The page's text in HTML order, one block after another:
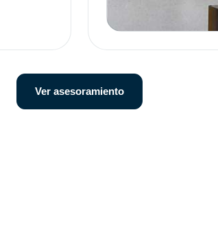
Ver asesoramiento